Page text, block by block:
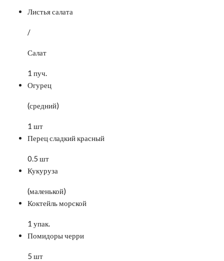
Листья салата
/
Салат
1 пуч.
Огурец
(средний)
1 шт
Перец сладкий красный
0.5 шт
Кукуруза
(маленькой)
Коктейль морской
1 упак.
Помидоры черри
5 шт